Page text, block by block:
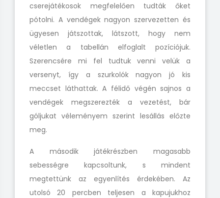
cserejátékosok megfelelően tudták őket
pótolni. A vendégek nagyon szervezetten és
ügyesen játszottak, látszott, hogy nem
véletlen a tabellán elfoglalt pozíciójuk.
Szerencsére mi fel tudtuk venni velük a
versenyt, így a szurkolók nagyon jó kis
meccset láthattak. A félidő végén sajnos a
vendégek megszerezték a vezetést, bár
góljukat véleményem szerint lesállás előzte
meg.
A második játékrészben magasabb
sebességre kapcsoltunk, s mindent
megtettünk az egyenlítés érdekében. Az
utolsó 20 percben teljesen a kapujukhoz